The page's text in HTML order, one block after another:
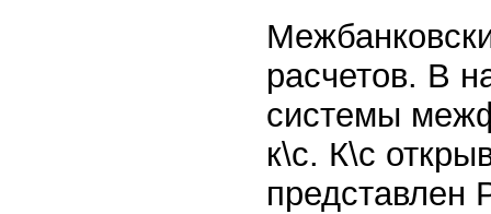
расчетов. В
системы
к\с. К\с
представлен